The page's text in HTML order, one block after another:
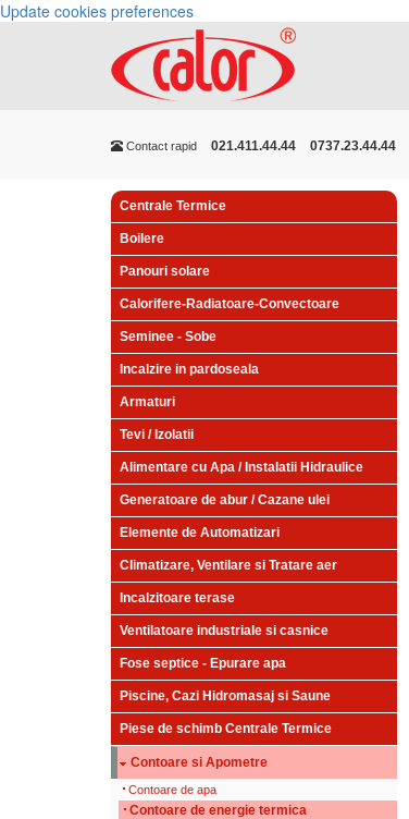
Update cookies preferences
Contact rapid 021.411.44.44 0737.23.44.44
Centrale Termice
Boilere
Panouri solare
Calorifere-Radiatoare-Convectoare
Seminee - Sobe
Incalzire in pardoseala
Armaturi
Tevi / Izolatii
Alimentare cu Apa / Instalatii Hidraulice
Generatoare de abur / Cazane ulei
Elemente de Automatizari
Climatizare, Ventilare si Tratare aer
Incalzitoare terase
Ventilatoare industriale si casnice
Fose septice - Epurare apa
Piscine, Cazi Hidromasaj si Saune
Piese de schimb Centrale Termice
Contoare si Apometre
Contoare de apa
Contoare de energie termica